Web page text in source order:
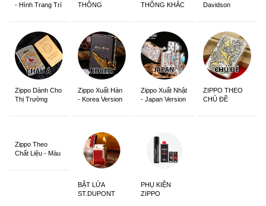
- Hình Trang Trí
THÔNG
THÔNG KHẮC
Davidson
Zippo Dành Cho
Thị Trường
Zippo Xuất Hàn
- Korea Version
Zippo Xuất Nhật
- Japan Version
ZIPPO THEO
CHỦ ĐỀ
Zippo Theo
Chất Liệu - Màu
BẬT LỬA
ST.DUPONT
PHỤ KIỆN
ZIPPO